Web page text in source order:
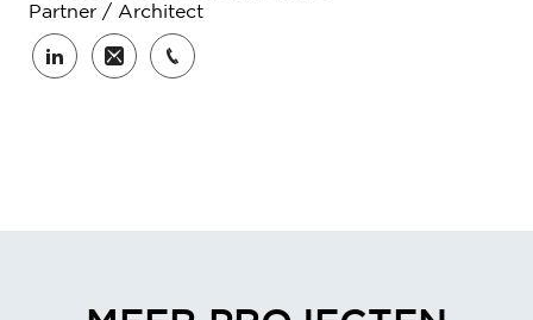
Partner / Architect